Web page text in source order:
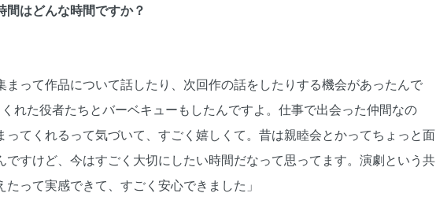
間はどんな時間ですか？
まって作品について話したり、次回作の話をしたりする機会があったんで
れた役者たちとバーベキューもしたんですよ。仕事で出会った仲間なの
ってくれるって気づいて、すごく嬉しくて。昔は親睦会とかってちょっと面
ですけど、今はすごく大切にしたい時間だなって思ってます。演劇という共
って実感できて、すごく安心できました」